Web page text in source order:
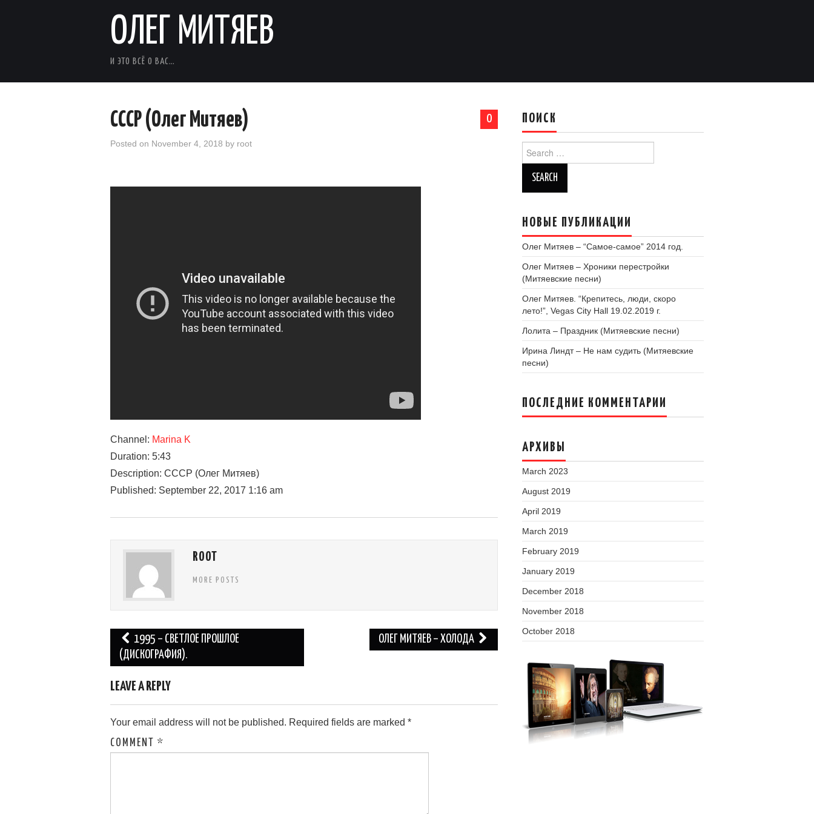
ОЛЕГ МИТЯЕВ
И ЭТО ВСЁ О ВАС…
0
СССР (Олег Митяев)
Posted on November 4, 2018 by root
Channel: Marina K
Duration: 5:43
Description: СССР (Олег Митяев)
Published: September 22, 2017 1:16 am
ROOT
MORE POSTS
Post
navigation
1995 – СВЕТЛОЕ ПРОШЛОЕ
(ДИСКОГРАФИЯ).
ОЛЕГ МИТЯЕВ – ХОЛОДА
LEAVE A REPLY
Your email address will not be published. Required fields are marked *
COMMENT *
ПОИСК
for:
НОВЫЕ ПУБЛИКАЦИИ
Олег Митяев – “Самое-самое” 2014 год.
Олег Митяев – Хроники перестройки
(Митяевские песни)
Олег Митяев. “Крепитесь, люди, скоро
лето!”, Vegas City Hall 19.02.2019 г.
Лолита – Праздник (Митяевские песни)
Ирина Линдт – Не нам судить (Митяевские
песни)
ПОСЛЕДНИЕ КОММЕНТАРИИ
АРХИВЫ
March 2023
August 2019
April 2019
March 2019
February 2019
January 2019
December 2018
November 2018
October 2018